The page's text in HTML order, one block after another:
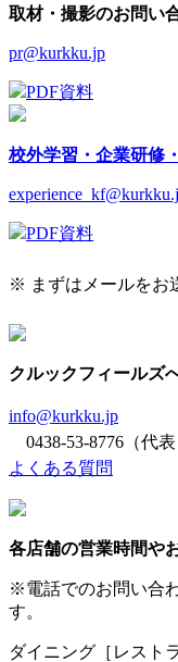
取材・撮影のお問い
pr@kurkku.jp
PDF資料
校外学習・企業研修
PDF資料
※ まずはメールをお
クルックフィールズ
info@kurkku.jp
0438-53-8776（代表
よくある質問
各店舗の営業時間や
※電話でのお問い合
す。
ダイニング［レスト